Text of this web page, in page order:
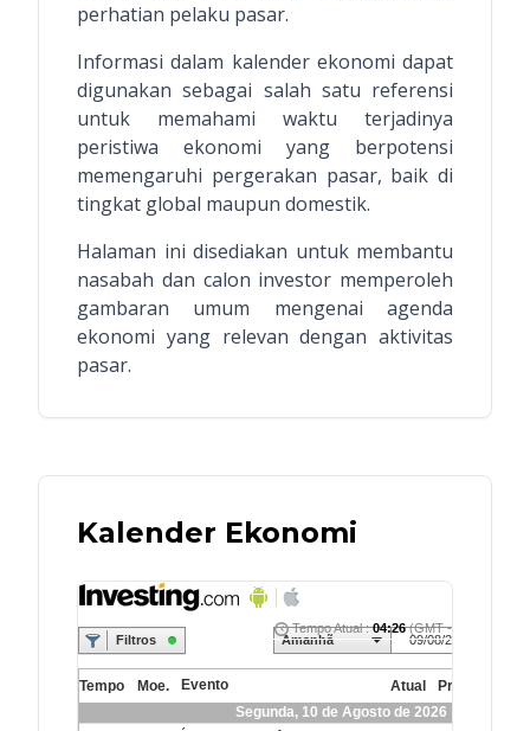
perhatian pelaku pasar.
Informasi dalam kalender ekonomi dapat
digunakan sebagai salah satu referensi
untuk memahami waktu terjadinya
peristiwa ekonomi yang berpotensi
memengaruhi pergerakan pasar, baik di
tingkat global maupun domestik.
Halaman ini disediakan untuk membantu
nasabah dan calon investor memperoleh
gambaran umum mengenai agenda
ekonomi yang relevan dengan aktivitas
pasar.
Kalender Ekonomi